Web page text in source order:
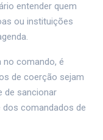
entender quem
ou instituições
no comando, é
de coerção sejam
de sancionar
dos comandados de